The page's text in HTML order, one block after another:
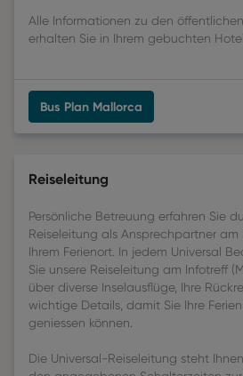
Alle Informationen zu den
erhalten Sie in Ihrem gebuchten
Bus Plan Mallorca
Reiseleitung
Persönliche Betreuung erfahren Sie
Reiseleitung als Ansprechpartner
Ihrem Ferienort. In jedem Universal
Sie unsere Reiseleitung am Infotreff
über diverse Inselausflüge, Ihre
wichtige Details, damit Sie Ihre
geniessen können.
Die Universal-Reiseleitung steht